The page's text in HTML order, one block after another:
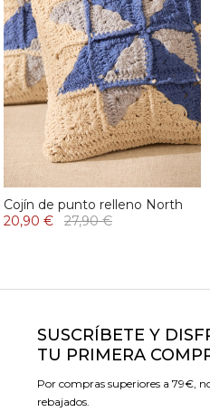
Cojín de punto relleno North
20,90 €
27,90 €
SUSCRÍBETE Y
TU PRIMERA
Por compras superiores a 79€,
rebajados.